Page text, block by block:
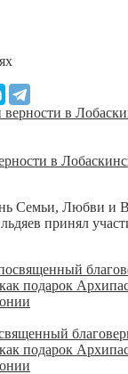
в
Семьи, Любви и
принял
подарок